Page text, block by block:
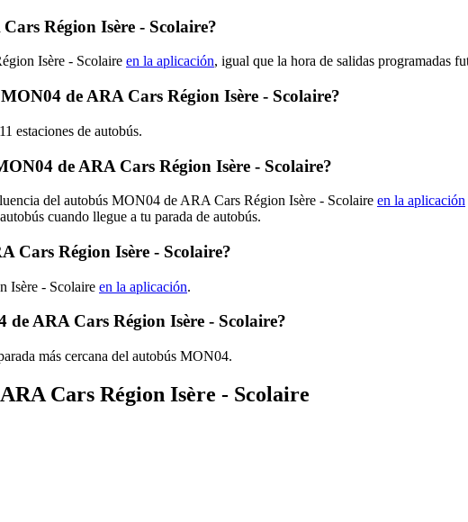
Région Isère - Scolaire?
Isère - Scolaire en la aplicación, igual que la hora de salidas programadas
de ARA Cars Région Isère - Scolaire?
estaciones de autobús.
de ARA Cars Région Isère - Scolaire?
del autobús MON04 de ARA Cars Région Isère - Scolaire en la aplicación
cuando llegue a tu parada de autobús.
Cars Région Isère - Scolaire?
Isère - Scolaire en la aplicación.
ARA Cars Région Isère - Scolaire?
más cercana del autobús MON04.
Cars Région Isère - Scolaire